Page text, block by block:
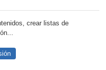
crear listas de